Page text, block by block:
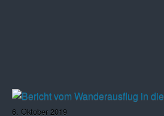
6. Oktober 2019